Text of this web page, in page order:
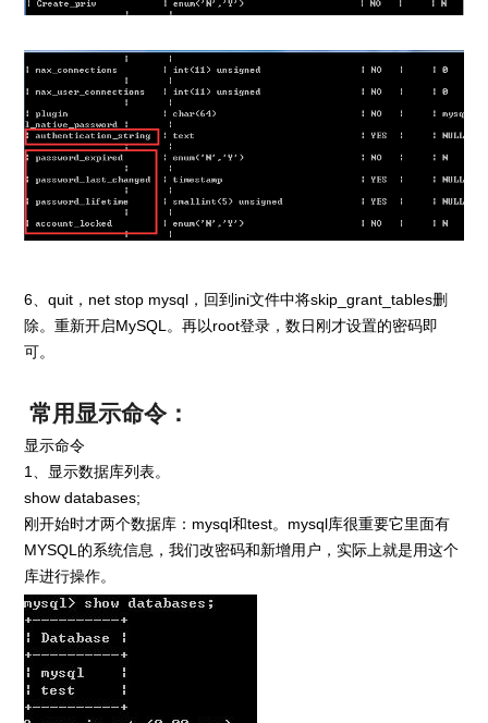
6、quit，net stop mysql，回到ini文件中将skip_grant_tables删
除。重新开启MySQL。再以root登录，数日刚才设置的密码即
可。
常用显示命令：
显示命令
1、显示数据库列表。
show databases;
刚开始时才两个数据库：mysql和test。mysql库很重要它里面有
MYSQL的系统信息，我们改密码和新增用户，实际上就是用这个
库进行操作。